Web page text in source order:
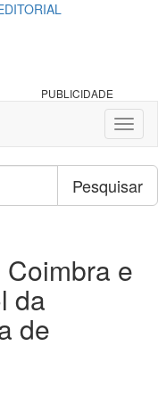
PUBLICIDADE
Pesquisar
e
da
de